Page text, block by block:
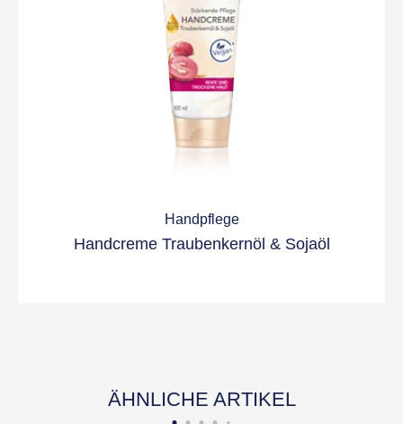
Handpflege
Handcreme Traubenkernöl & Sojaöl
ÄHNLICHE ARTIKEL